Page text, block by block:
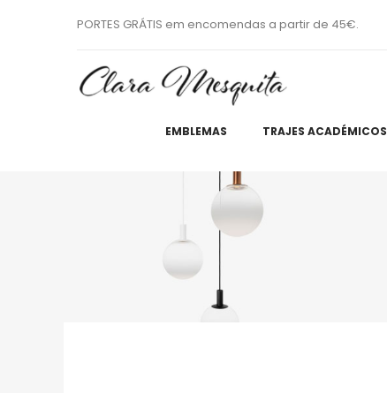
PORTES GRÁTIS em encomendas a partir de 45€.
EMBLEMAS TRAJES ACADÉMICOS